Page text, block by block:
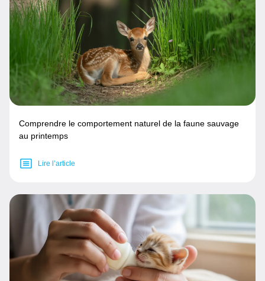
Comprendre le comportement naturel de la faune sauvage
au printemps
Lire l’article